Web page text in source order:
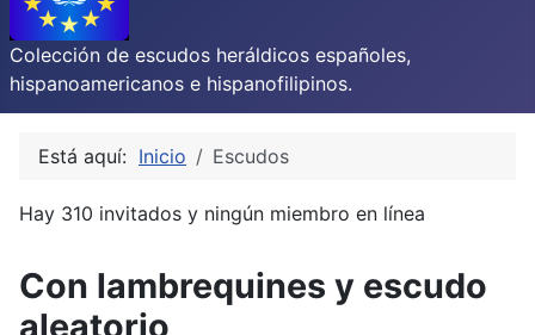
Colección de escudos heráldicos españoles,
hispanoamericanos e hispanofilipinos.
Está aquí: Inicio Escudos
Hay 310 invitados y ningún miembro en línea
Con lambrequines y escudo
aleatorio